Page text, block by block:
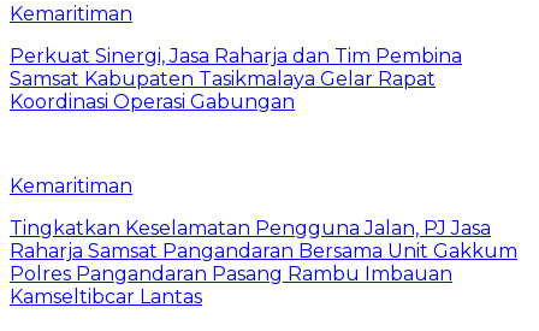
Kemaritiman
Perkuat Sinergi, Jasa Raharja dan Tim Pembina
Samsat Kabupaten Tasikmalaya Gelar Rapat
Koordinasi Operasi Gabungan
Kemaritiman
Tingkatkan Keselamatan Pengguna Jalan, PJ Jasa
Raharja Samsat Pangandaran Bersama Unit Gakkum
Polres Pangandaran Pasang Rambu Imbauan
Kamseltibcar Lantas